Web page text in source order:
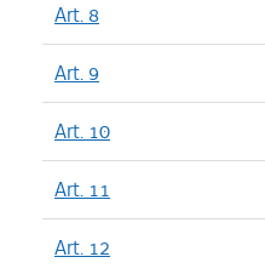
Art. 8
Art. 9
Art. 10
Art. 11
Art. 12